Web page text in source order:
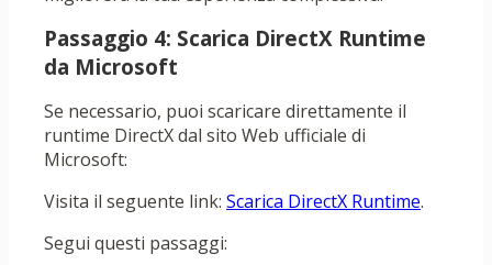
Passaggio 4: Scarica DirectX Runtime
da Microsoft
Se necessario, puoi scaricare direttamente il
runtime DirectX dal sito Web ufficiale di
Microsoft:
Visita il seguente link: Scarica DirectX Runtime.
Segui questi passaggi: